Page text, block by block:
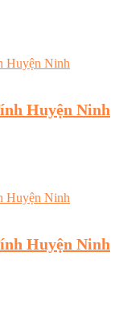
Huyện Ninh
Huyện Ninh